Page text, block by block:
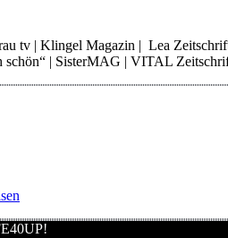
tv | Klingel Magazin | Lea
schön“ | SisterMAG | VITAL